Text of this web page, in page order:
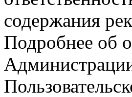
содержания
Подробнее об